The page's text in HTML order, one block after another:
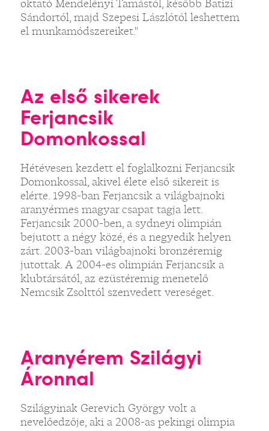
oktató Mendelényi Tamástól, később Batizi
Sándortól, majd Szepesi Lászlótól leshettem
el munkamódszereiket."
Az első sikerek
Ferjancsik
Domonkossal
Hétévesen kezdett el foglalkozni Ferjancsik
Domonkossal, akivel élete első sikereit is
elérte. 1998-ban Ferjancsik a világbajnoki
aranyérmes magyar csapat tagja lett.
Ferjancsik 2000-ben, a sydneyi olimpián
bejutott a négy közé, és a negyedik helyen
zárt. 2003-ban világbajnoki bronzéremig
jutottak. A 2004-es olimpián Ferjancsik a
klubtársától, az ezüstéremig menetelő
Nemcsik Zsolttól szenvedett vereséget.
Aranyérem Szilágyi
Áronnal
Szilágyinak Gerevich György volt a
nevelőedzője, aki a 2008-as pekingi olimpia